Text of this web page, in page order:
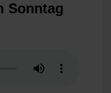
Sonntag